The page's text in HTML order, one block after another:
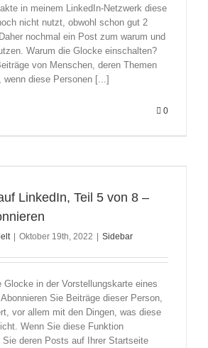
in meinem LinkedIn-Netzwerk diese
nicht nutzt, obwohl schon gut 2
nochmal ein Post zum warum und
Warum die Glocke einschalten?
von Menschen, deren Themen
wenn diese Personen [...]
0
LinkedIn, Teil 5 von 8 –
| Oktober 19th, 2022 | Sidebar
Glocke in der Vorstellungskarte eines
Sie Beiträge dieser Person,
vor allem mit den Dingen, was diese
Wenn Sie diese Funktion
deren Posts auf Ihrer Startseite